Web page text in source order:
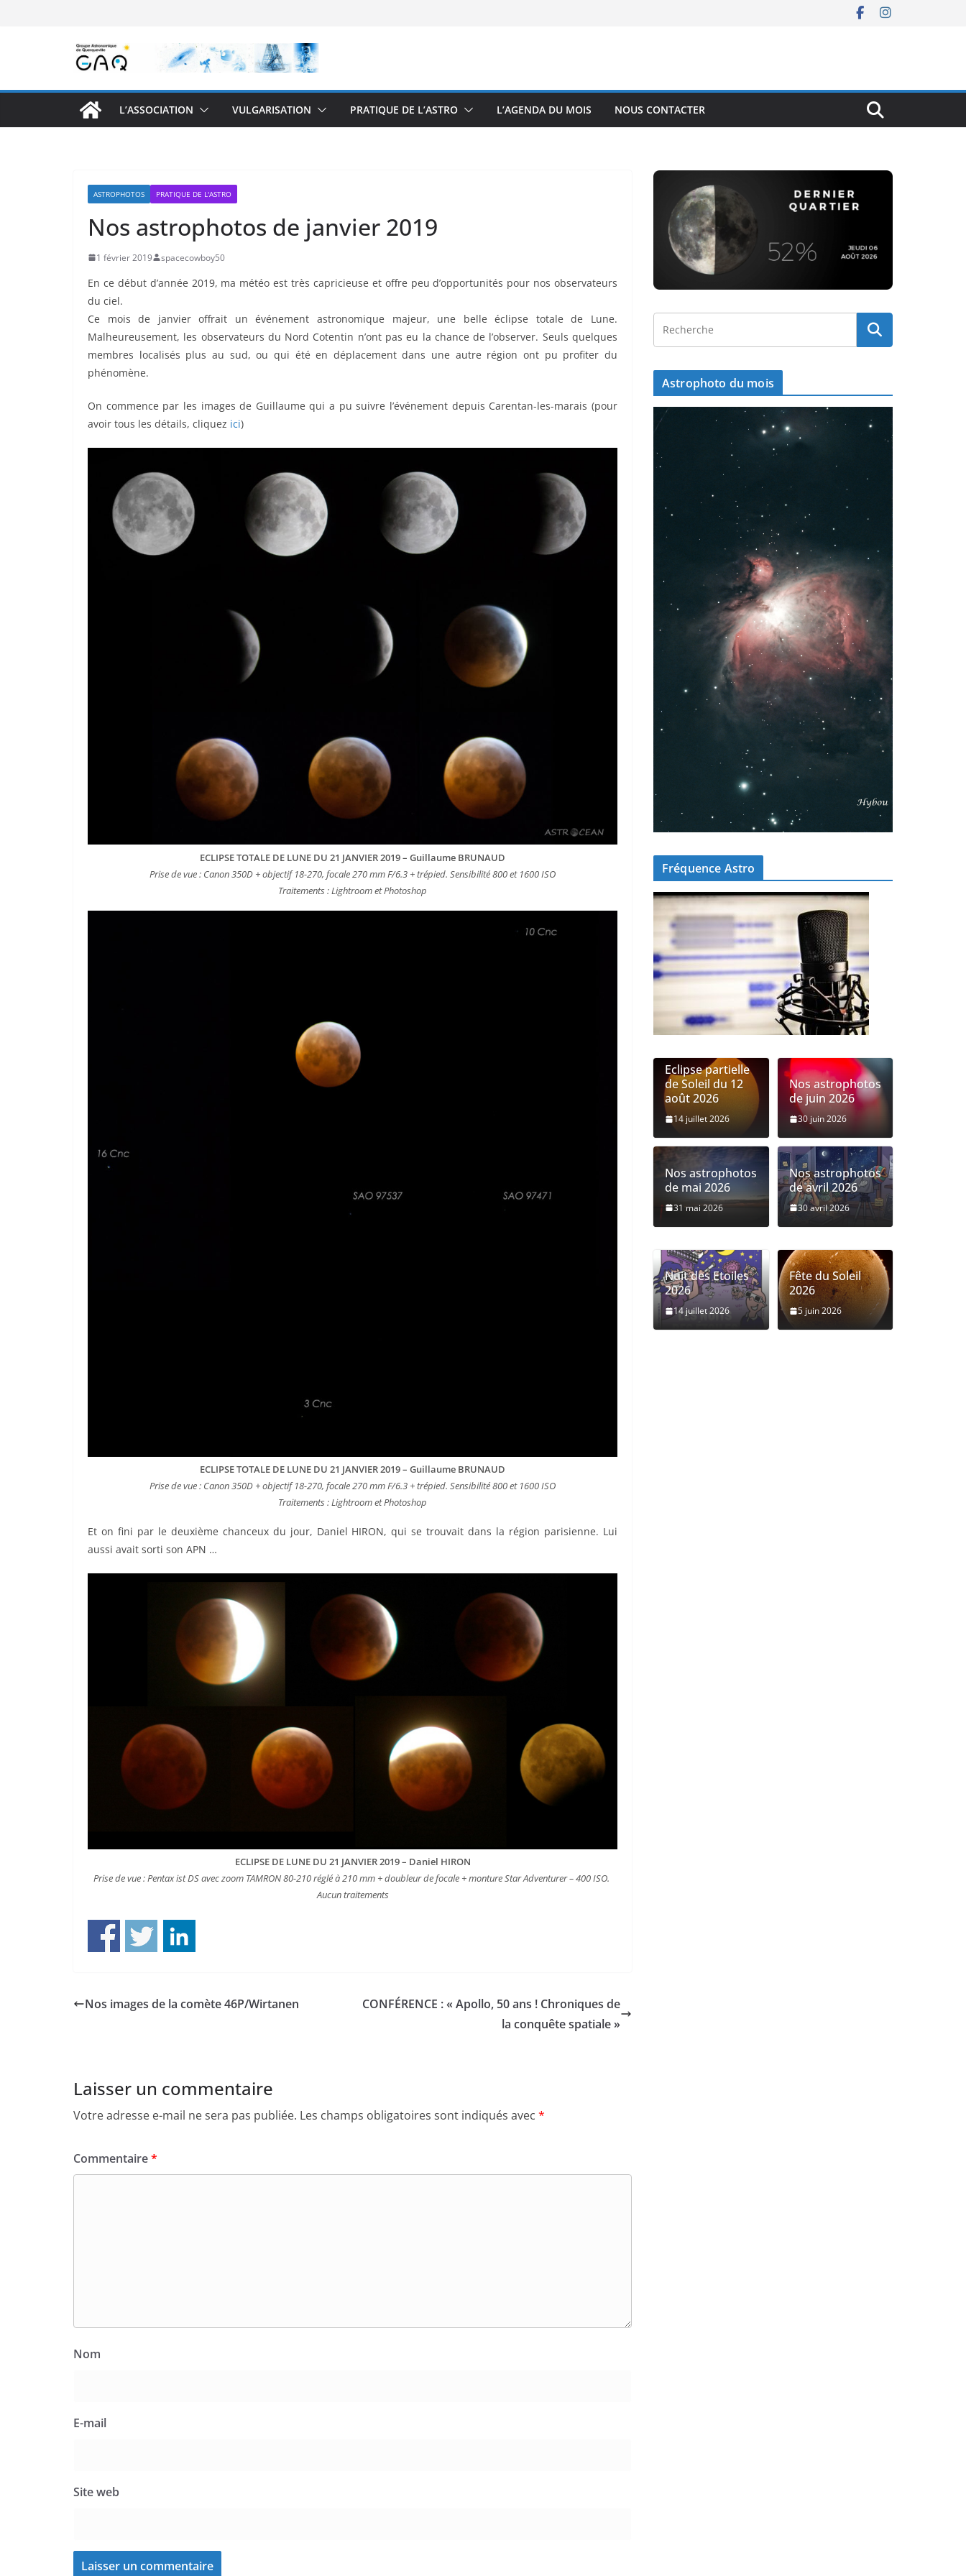
L’ASSOCIATION VULGARISATION PRATIQUE DE L’ASTRO L’AGENDA DU MOIS NOUS CONTACTER
ASTROPHOTOS PRATIQUE DE L'ASTRO
Nos astrophotos de janvier 2019
1 février 2019 spacecowboy50
En ce début d’année 2019, ma météo est très capricieuse et offre peu d’opportunités pour nos observateurs
du ciel.
Ce mois de janvier offrait un événement astronomique majeur, une belle éclipse totale de Lune.
Malheureusement, les observateurs du Nord Cotentin n’ont pas eu la chance de l’observer. Seuls quelques
membres localisés plus au sud, ou qui été en déplacement dans une autre région ont pu profiter du
phénomène.
On commence par les images de Guillaume qui a pu suivre l’événement depuis Carentan-les-marais (pour
avoir tous les détails, cliquez ici)
ECLIPSE TOTALE DE LUNE DU 21 JANVIER 2019 – Guillaume BRUNAUD
Prise de vue : Canon 350D + objectif 18-270, focale 270 mm F/6.3 + trépied. Sensibilité 800 et 1600 ISO
Traitements : Lightroom et Photoshop
ECLIPSE TOTALE DE LUNE DU 21 JANVIER 2019 – Guillaume BRUNAUD
Prise de vue : Canon 350D + objectif 18-270, focale 270 mm F/6.3 + trépied. Sensibilité 800 et 1600 ISO
Traitements : Lightroom et Photoshop
Et on fini par le deuxième chanceux du jour, Daniel HIRON, qui se trouvait dans la région parisienne. Lui
aussi avait sorti son APN …
ECLIPSE DE LUNE DU 21 JANVIER 2019 – Daniel HIRON
Prise de vue : Pentax ist DS avec zoom TAMRON 80-210 réglé à 210 mm + doubleur de focale + monture Star Adventurer – 400 ISO.
Aucun traitements
Nos images de la comète 46P/Wirtanen
CONFÉRENCE : « Apollo, 50 ans ! Chroniques de
la conquête spatiale »
Laisser un commentaire
Votre adresse e-mail ne sera pas publiée. Les champs obligatoires sont indiqués avec *
Commentaire*
Nom
E-mail
Site web
Astrophoto du mois
Fréquence Astro
Eclipse partielle
de Soleil du 12
août 2026
14 juillet 2026
Nos astrophotos
de juin 2026
30 juin 2026
Nos astrophotos
de mai 2026
31 mai 2026
Nos astrophotos
de avril 2026
30 avril 2026
Nuit des Etoiles
2026
14 juillet 2026
Fête du Soleil
2026
5 juin 2026